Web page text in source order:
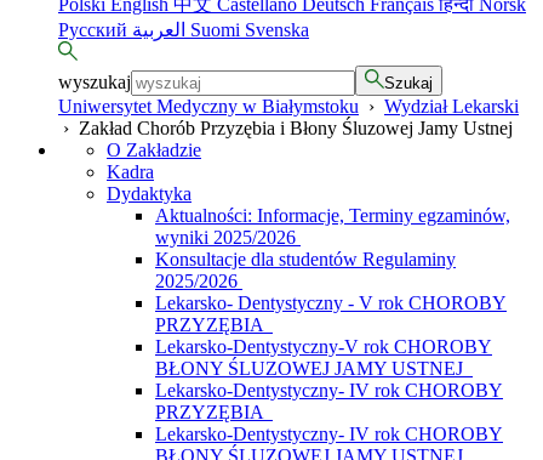
Русский
Suomi Svenska
wyszukaj Szukaj
Uniwersytet Medyczny w Białymstoku › Wydział Lekarski
› Zakład Chorób Przyzębia i Błony Śluzowej Jamy Ustnej
O Zakładzie
Kadra
Dydaktyka
Aktualności: Informacje, Terminy egzaminów,
wyniki 2025/2026
Konsultacje dla studentów Regulaminy
2025/2026
Lekarsko- Dentystyczny - V rok CHOROBY
PRZYZĘBIA
Lekarsko-Dentystyczny-V rok CHOROBY
BŁONY ŚLUZOWEJ JAMY USTNEJ
Lekarsko-Dentystyczny- IV rok CHOROBY
PRZYZĘBIA
Lekarsko-Dentystyczny- IV rok CHOROBY
BŁONY ŚLUZOWEJ JAMY USTNEJ